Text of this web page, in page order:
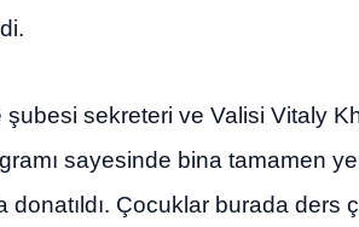
sekreteri ve Valisi Vitaly
sayesinde bina tamamen
donatıldı. Çocuklar burada ders